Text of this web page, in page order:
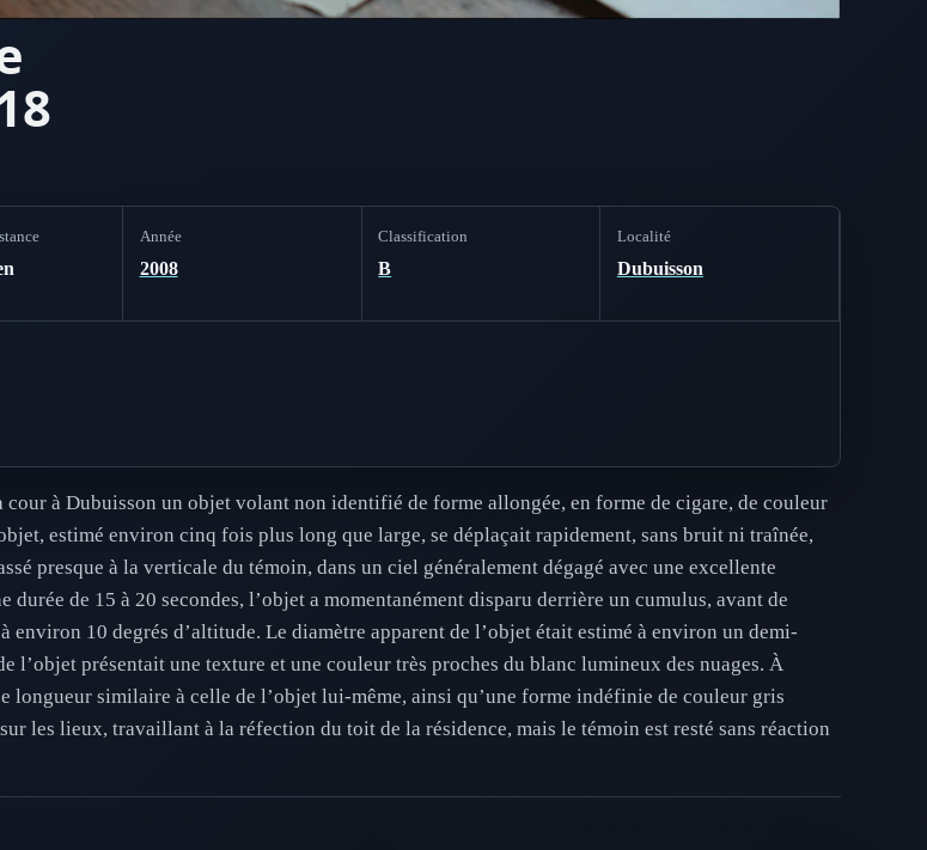
Année
2008
Classification
B
Localité
Dubuisson
à Dubuisson un objet volant non identifié de forme allongée, en forme de cigare, de couleur
estimé environ cinq fois plus long que large, se déplaçait rapidement, sans bruit ni traînée,
presque à la verticale du témoin, dans un ciel généralement dégagé avec une excellente
de 15 à 20 secondes, l’objet a momentanément disparu derrière un cumulus, avant de
environ 10 degrés d’altitude. Le diamètre apparent de l’objet était estimé à environ un demi-
l’objet présentait une texture et une couleur très proches du blanc lumineux des nuages. À
longueur similaire à celle de l’objet lui-même, ainsi qu’une forme indéfinie de couleur gris
les lieux, travaillant à la réfection du toit de la résidence, mais le témoin est resté sans réaction